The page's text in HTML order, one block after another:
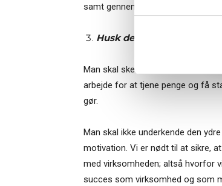
samt gennem mine mange års
Husk den indre motivation
Man skal skelne mellem den indre
arbejde for at tjene penge og få
gør.
Man skal ikke underkende den
motivation. Vi er nødt til at sikre,
med virksomheden; altså hvorfor
succes som virksomhed og som